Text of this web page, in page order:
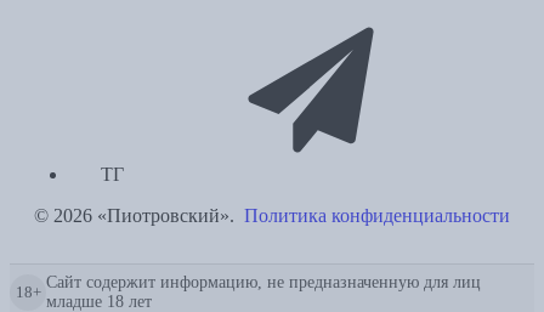
ТГ
© 2026 «Пиотровский». Политика конфиденциальности
18+
Сайт содержит информацию, не предназначенную для лиц
младше 18 лет